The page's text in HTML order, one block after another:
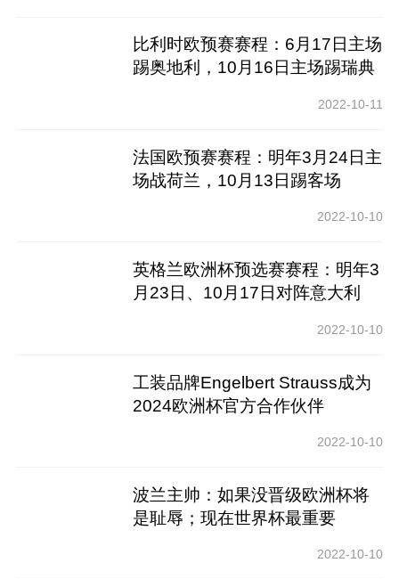
比利时欧预赛赛程：6月17日主场
踢奥地利，10月16日主场踢瑞典
2022-10-11
法国欧预赛赛程：明年3月24日主
场战荷兰，10月13日踢客场
2022-10-10
英格兰欧洲杯预选赛赛程：明年3
月23日、10月17日对阵意大利
2022-10-10
工装品牌Engelbert Strauss成为
2024欧洲杯官方合作伙伴
2022-10-10
波兰主帅：如果没晋级欧洲杯将
是耻辱；现在世界杯最重要
2022-10-10